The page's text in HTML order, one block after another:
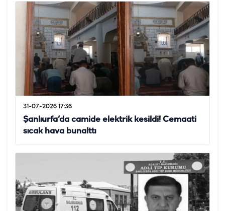
31-07-2026 17:36
Şanlıurfa’da camide elektrik kesildi! Cemaati
sıcak hava bunalttı